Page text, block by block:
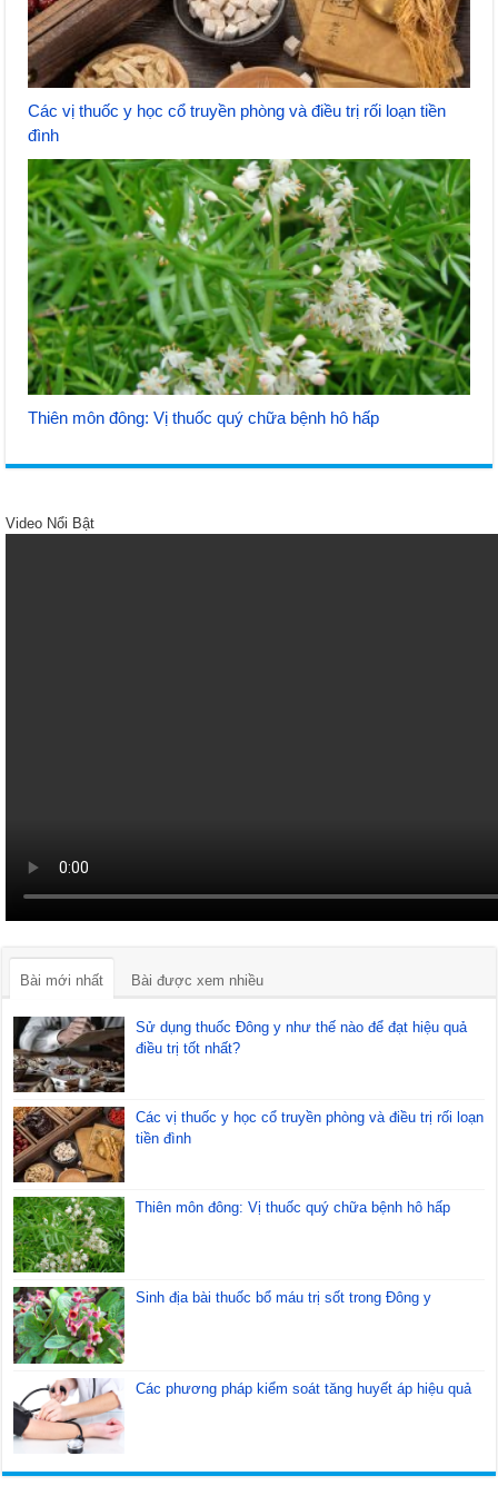
Các vị thuốc y học cổ truyền phòng và điều trị rối loạn tiền
đình
Thiên môn đông: Vị thuốc quý chữa bệnh hô hấp
Video Nổi Bật
Bài mới nhất Bài được xem nhiều
Sử dụng thuốc Đông y như thế nào để đạt hiệu quả
điều trị tốt nhất?
Các vị thuốc y học cổ truyền phòng và điều trị rối loạn
tiền đình
Thiên môn đông: Vị thuốc quý chữa bệnh hô hấp
Sinh địa bài thuốc bổ máu trị sốt trong Đông y
Các phương pháp kiểm soát tăng huyết áp hiệu quả